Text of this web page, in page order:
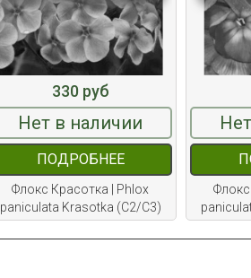
330 руб
Нет в наличии
ПОДРОБНЕЕ
Флокс Красотка | Phlox
paniculata Krasotka (С2/С3)